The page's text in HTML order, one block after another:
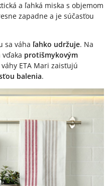
a ľahká miska s objemom
zapadne a je súčasťou
sa váha ľahko udržuje. Na
protišmykovým
ETA Mari zaisťujú
balenia.